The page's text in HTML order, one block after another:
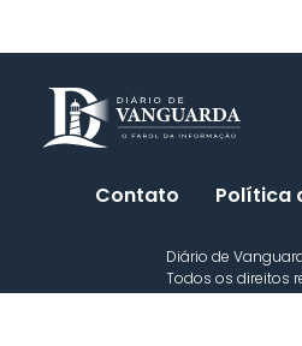
Contato Política
Diário de
Todos os direitos